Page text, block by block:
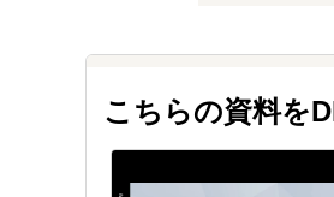
こちらの資料を